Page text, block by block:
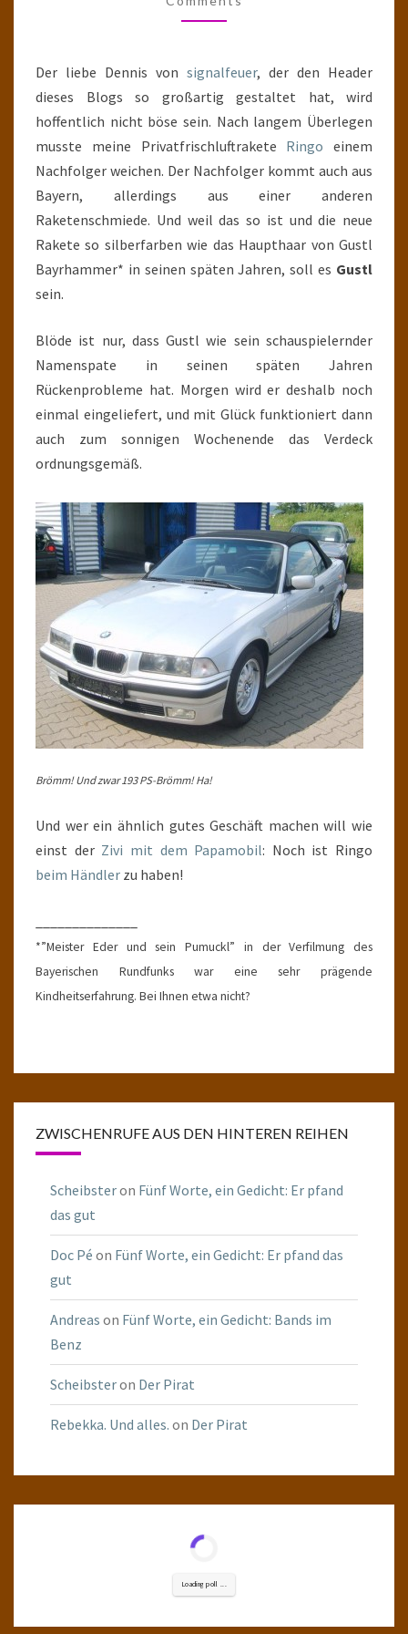
Der liebe Dennis von signalfeuer, der den Header
dieses Blogs so großartig gestaltet hat, wird
hoffentlich nicht böse sein. Nach langem Überlegen
musste meine Privatfrischluftrakete Ringo einem
Nachfolger weichen. Der Nachfolger kommt auch aus
Bayern, allerdings aus einer anderen
Raketenschmiede. Und weil das so ist und die neue
Rakete so silberfarben wie das Haupthaar von Gustl
Bayrhammer* in seinen späten Jahren, soll es Gustl
sein.
Blöde ist nur, dass Gustl wie sein schauspielernder
Namenspate in seinen späten Jahren
Rückenprobleme hat. Morgen wird er deshalb noch
einmal eingeliefert, und mit Glück funktioniert dann
auch zum sonnigen Wochenende das Verdeck
ordnungsgemäß.
Brömm! Und zwar 193 PS-Brömm! Ha!
Und wer ein ähnlich gutes Geschäft machen will wie
einst der Zivi mit dem Papamobil: Noch ist Ringo
beim Händler zu haben!
*”Meister Eder und sein Pumuckl” in der Verfilmung des
Bayerischen Rundfunks war eine sehr prägende
Kindheitserfahrung. Bei Ihnen etwa nicht?
ZWISCHENRUFE AUS DEN HINTEREN REIHEN
Scheibsteron Fünf Worte, ein Gedicht: Er pfand
das gut
Doc Pé on Fünf Worte, ein Gedicht: Er pfand das
gut
Andreas on Fünf Worte, ein Gedicht: Bands im
Benz
Scheibsteron Der Pirat
Rebekka. Und alles. on Der Pirat
Loading poll ...